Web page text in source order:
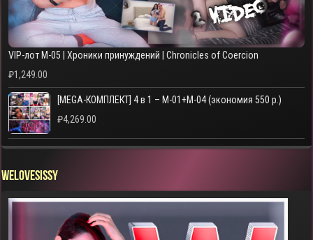
VIP-лот M-05 | Хроники принуждений | Chronicles of Coercion
₽1,249.00
[MEGA-КОМПЛЕКТ] 4 в 1 – M-01+M-04 (экономия 550 р.)
₽4,269.00
WELOVESISSY